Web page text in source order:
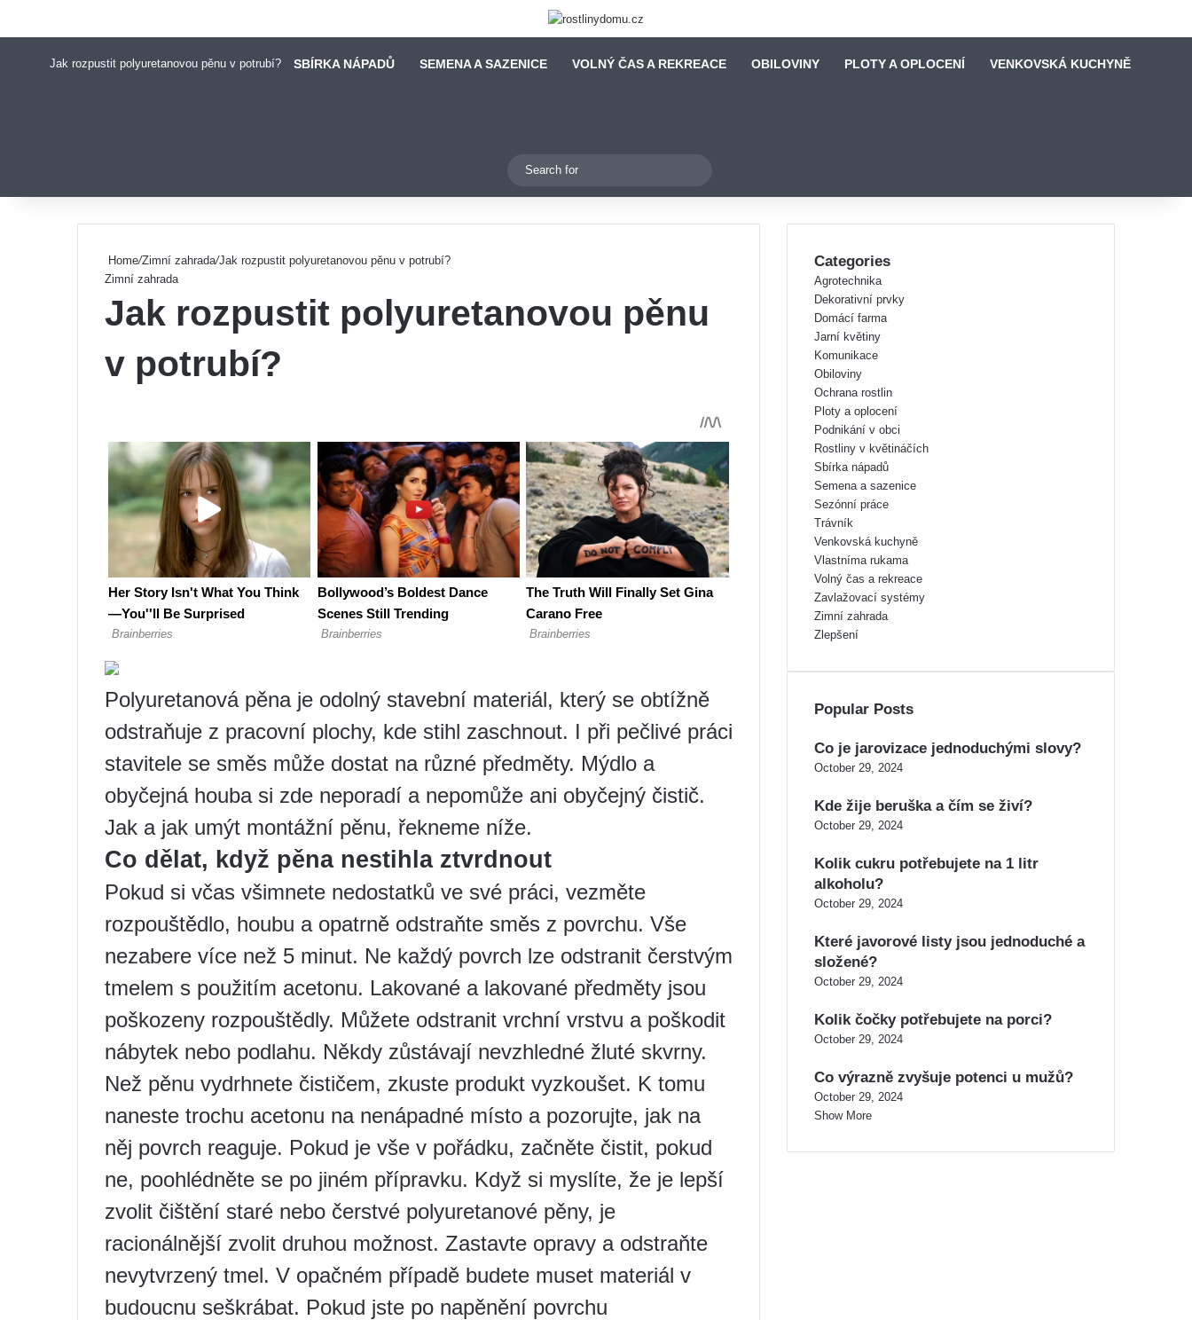
Jak rozpustit polyuretanovou pěnu v potrubí? SBÍRKA NÁPADŮ SEMENA A SAZENICE VOLNÝ ČAS A REKREACE OBILOVINY PLOTY A OPLOCENÍ VENKOVSKÁ KUCHYNĚ
Switch skin
for
Home/Zimní zahrada/Jak rozpustit polyuretanovou pěnu v potrubí?
Zimní zahrada
Jak rozpustit polyuretanovou pěnu
v potrubí?
Polyuretanová pěna je odolný stavební materiál, který se obtížně
odstraňuje z pracovní plochy, kde stihl zaschnout. I při pečlivé práci
stavitele se směs může dostat na různé předměty. Mýdlo a
obyčejná houba si zde neporadí a nepomůže ani obyčejný čistič.
Jak a jak umýt montážní pěnu, řekneme níže.
Co dělat, když pěna nestihla ztvrdnout
Pokud si včas všimnete nedostatků ve své práci, vezměte
rozpouštědlo, houbu a opatrně odstraňte směs z povrchu. Vše
nezabere více než 5 minut. Ne každý povrch lze odstranit čerstvým
tmelem s použitím acetonu. Lakované a lakované předměty jsou
poškozeny rozpouštědly. Můžete odstranit vrchní vrstvu a poškodit
nábytek nebo podlahu. Někdy zůstávají nevzhledné žluté skvrny.
Než pěnu vydrhnete čističem, zkuste produkt vyzkoušet. K tomu
naneste trochu acetonu na nenápadné místo a pozorujte, jak na
něj povrch reaguje. Pokud je vše v pořádku, začněte čistit, pokud
ne, poohlédněte se po jiném přípravku. Když si myslíte, že je lepší
zvolit čištění staré nebo čerstvé polyuretanové pěny, je
racionálnější zvolit druhou možnost. Zastavte opravy a odstraňte
nevytvrzený tmel. V opačném případě budete muset materiál v
budoucnu seškrábat. Pokud jste po napěnění povrchu
Categories
Agrotechnika
Dekorativní prvky
Domácí farma
Jarní květiny
Komunikace
Obiloviny
Ochrana rostlin
Ploty a oplocení
Podnikání v obci
Rostliny v květináčích
Sbírka nápadů
Semena a sazenice
Sezónní práce
Trávník
Venkovská kuchyně
Vlastníma rukama
Volný čas a rekreace
Zavlažovací systémy
Zimní zahrada
Zlepšení
Popular Posts
Co je jarovizace jednoduchými slovy?
October 29, 2024
Kde žije beruška a čím se živí?
October 29, 2024
Kolik cukru potřebujete na 1 litr
alkoholu?
October 29, 2024
Které javorové listy jsou jednoduché a
složené?
October 29, 2024
Kolik čočky potřebujete na porci?
October 29, 2024
Co výrazně zvyšuje potenci u mužů?
October 29, 2024
Show More